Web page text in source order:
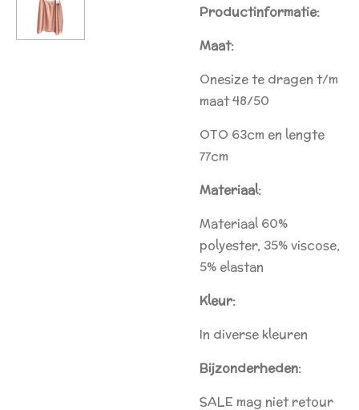
Productinformatie:
Maat:
Onesize te dragen t/m
maat 48/50
OTO 63cm en lengte
77cm
Materiaal:
Materiaal 60%
polyester, 35% viscose,
5% elastan
Kleur:
In diverse kleuren
Bijzonderheden:
SALE mag niet retour